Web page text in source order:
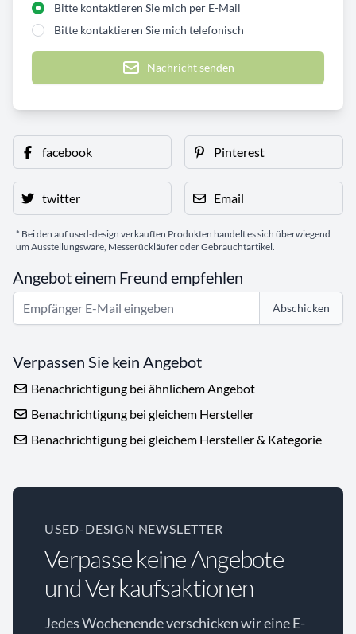
Bitte kontaktieren Sie mich per E-Mail
Bitte kontaktieren Sie mich telefonisch
Nachricht senden
facebook Pinterest
twitter Email
* Bei den auf used-design verkauften Produkten handelt es sich überwiegend
um Ausstellungsware, Messerückläufer oder Gebrauchtartikel.
Angebot einem Freund empfehlen
Abschicken
Verpassen Sie kein Angebot
Benachrichtigung bei ähnlichem Angebot
Benachrichtigung bei gleichem Hersteller
Benachrichtigung bei gleichem Hersteller & Kategorie
USED-DESIGN NEWSLETTER
Verpasse keine Angebote
und Verkaufsaktionen
Jedes Wochenende verschicken wir eine E-